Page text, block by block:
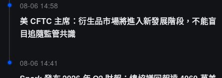
08-06 14:58
美 CFTC 主席：衍生品市場將進入新發展階段，不能盲
目追隨監管共識
08-06 14:41